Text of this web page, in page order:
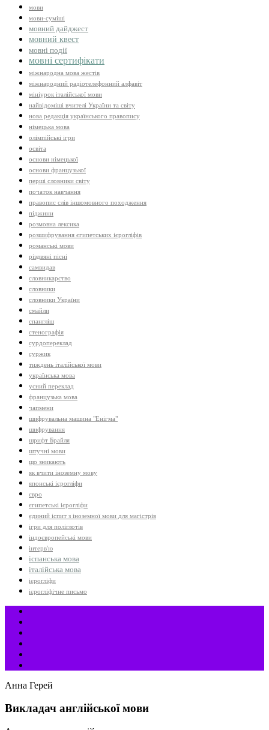
мови
мови-суміші
мовний дайджест
мовний квест
мовні події
мовні сертифікати
міжнародна мова жестів
міжнародний радіотелефонний алфавіт
мініурок італійської мови
найвідоміші вчителі України та світу
нова редакція українського правопису
німецька мова
олімпійські ігри
освіта
основи німецької
основи французької
перші словники світу
початок навчання
правопис слів іншомовного походження
піджини
розмовна лексика
розшифрування єгипетських ієрогліфів
романські мови
різдвяні пісні
самвидав
словникарство
словники
словники України
смайли
спангліш
стенографія
сурдопереклад
суржик
тиждень італійської мови
українська мова
усний переклад
французька мова
чапмени
шифрувальна машина "Енігма"
шифрування
шрифт Брайля
штучні мови
що зникають
як вчити іноземну мову
японські ієрогліфи
євро
єгипетські ієрогліфи
єдиний іспит з іноземної мови для магістрів
ігри для поліглотів
індоєвропейські мови
інтерв'ю
іспанська мова
італійська мова
ієрогліфи
ієрогліфічне письмо
Анна Герей
Викладач англійської мови